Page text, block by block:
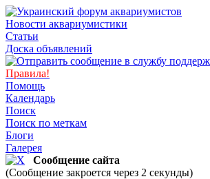
Новости аквариумистики
Статьи
Доска объявлений
Правила!
Помощь
Календарь
Поиск
Поиск по меткам
Блоги
Галерея
Сообщение сайта
(Сообщение закроется через 2 секунды)